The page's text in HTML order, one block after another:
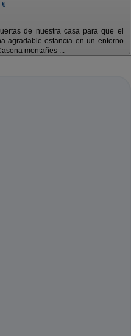
€
de nuestra casa para que el
agradable estancia en un entorno
montañes ...